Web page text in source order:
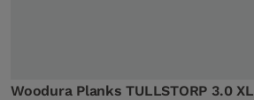
Woodura Planks TULLSTORP 3.0 XL